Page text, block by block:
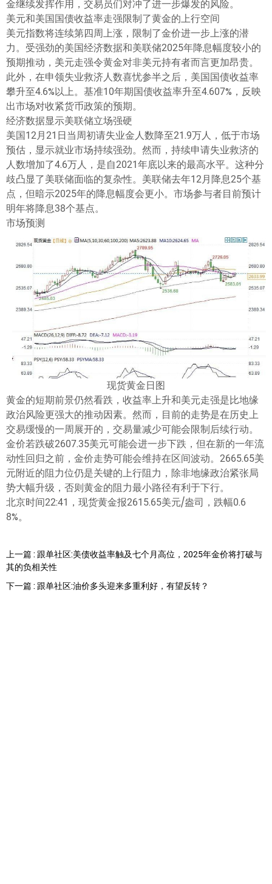
金继续发挥作用，交易员们对冲了进一步爆发的风险。
美元和美国国债收益率走强限制了黄金的上行空间
美元指数将连续第四周上涨，限制了金价进一步上涨的潜
力。受强劲的美国经济数据和美联储2025年降息幅度较小的
预期推动，美元走强令黄金对非美元持有者而言更加昂贵。
此外，在申领失业救济人数喜忧参半之后，美国国债收益率
攀升至4.6%以上。基准10年期国债收益率升至4.607%，反映
出市场对收紧货币政策的预期。
经济数据显示美联储立场强硬
美国12月21日当周初请失业金人数降至21.9万人，低于市场
预估，显示就业市场持续强劲。然而，持续申请失业救济的
人数增加了4.6万人，是自2021年底以来的最高水平。这种分
歧凸显了美联储面临的复杂性。美联储去年12月降息25个基
点，但暗示2025年的降息幅度会更小。市场参与者目前预计
明年将降息38个基点。
市场预测
现货黄金日图
黄金的短期前景仍然看跌，收益率上升和美元走强是比地缘
政治风险更强大的推动因素。然而，目前的走势是在历史上
交易缓慢的一周展开的，交易量减少可能会限制后续行动。
金价若跌破2607.35美元可能会进一步下跌，但在新的一年流
动性回归之前，金价走势可能会维持在区间波动。2665.65美
元附近的阻力位仍是关键的上行阻力，除非地缘政治紧张局
势大幅升级，否则黄金的阻力最小路径有利于下行。
北京时间22:41，现货黄金报2615.65美元/盎司，跌幅0.6
8%。
上一篇 : 跟单社区:美债收益率触及七个月高位，2025年金价将打破与
其的负相关性
下一篇 : 跟单社区:油价多头迎来多重利好，有望反转？